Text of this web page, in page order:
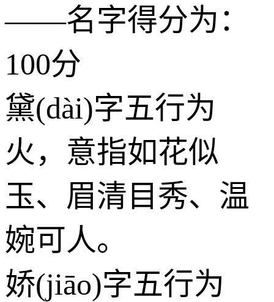
——名字得分为：
100分
黛(dài)字五行为
火 ，意指如花似
玉、眉清目秀、温
婉可人。
娇(jiāo)字五行为